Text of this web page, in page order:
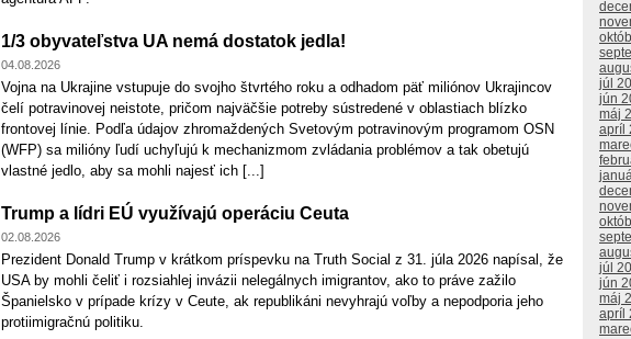
1/3 obyvateľstva UA nemá dostatok jedla!
04.08.2026
Vojna na Ukrajine vstupuje do svojho štvrtého roku a odhadom päť miliónov Ukrajincov
čelí potravinovej neistote, pričom najväčšie potreby sústredené v oblastiach blízko
frontovej línie. Podľa údajov zhromaždených Svetovým potravinovým programom OSN
(WFP) sa milióny ľudí uchyľujú k mechanizmom zvládania problémov a tak obetujú
vlastné jedlo, aby sa mohli najesť ich [...]
Trump a lídri EÚ využívajú operáciu Ceuta
02.08.2026
Prezident Donald Trump v krátkom príspevku na Truth Social z 31. júla 2026 napísal, že
USA by mohli čeliť i rozsiahlej invázii nelegálnych imigrantov, ako to práve zažilo
Španielsko v prípade krízy v Ceute, ak republikáni nevyhrajú voľby a nepodporia jeho
protiimigračnú politiku.
júl
jún
máj
apríl
júl
jún
máj
apríl